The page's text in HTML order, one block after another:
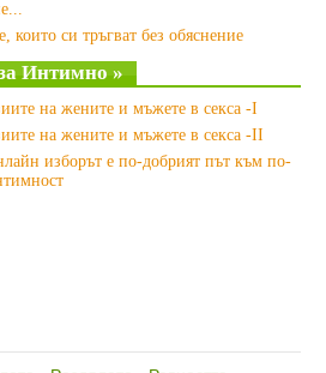
които си тръгват без обяснение
Интимно »
на жените и мъжете в секса -I
на жените и мъжете в секса -II
изборът е по-добрият път към по-